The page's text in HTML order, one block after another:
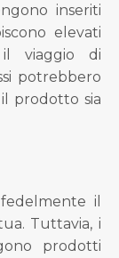
inseriti
elevati
il viaggio di
potrebbero
prodotto sia
il
Tuttavia, i
prodotti